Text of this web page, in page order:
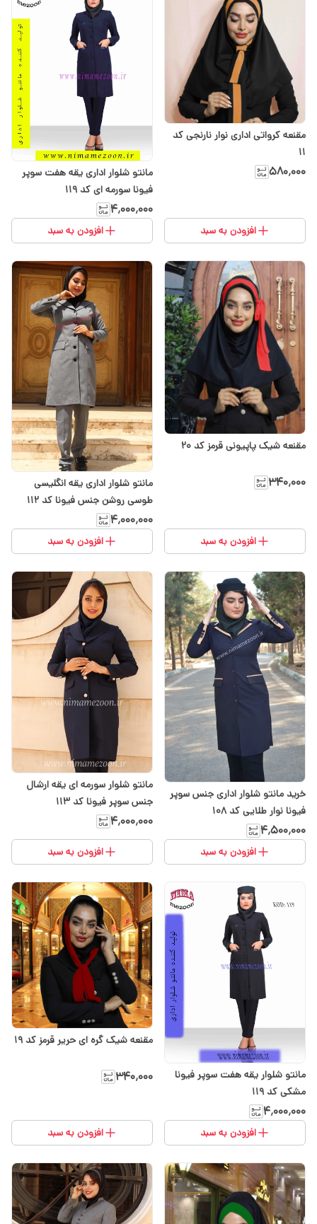
مقنعه کرواتی اداری نوار نارنجی کد
۱۱
۵۸۰٬۰۰۰
افزودن به سبد
مانتو شلوار اداری یقه هفت سوپر
فیونا سورمه ای کد 119
۴٬۰۰۰٬۰۰۰
افزودن به سبد
مقنعه شیک پاپیونی قرمز کد ۲۰
۳۴۰٬۰۰۰
افزودن به سبد
مانتو شلوار اداری یقه انگلیسی
طوسی روشن جنس فیونا کد ۱۱۲
۴٬۰۰۰٬۰۰۰
افزودن به سبد
خرید مانتو شلوار اداری جنس سوپر
فیونا نوار طلایی کد ۱۰۸
۴٬۵۰۰٬۰۰۰
افزودن به سبد
مانتو شلوار سورمه ای یقه ارشال
جنس سوپر فیونا کد ۱۱۳
۴٬۰۰۰٬۰۰۰
افزودن به سبد
مانتو شلوار یقه هفت سوپر فیونا
مشکی کد 119
۴٬۰۰۰٬۰۰۰
افزودن به سبد
مقنعه شیک گره ای حریر قرمز کد ۱۹
۳۴۰٬۰۰۰
افزودن به سبد